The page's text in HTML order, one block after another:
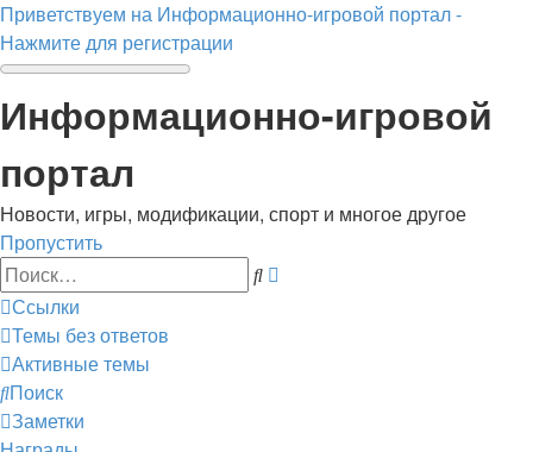
Приветствуем на Информационно-игровой портал -
Нажмите для регистрации
Информационно-игровой
портал
Новости, игры, модификации, спорт и многое другое
Пропустить
Поиск
Ссылки
Темы без ответов
Активные темы
Поиск
Заметки